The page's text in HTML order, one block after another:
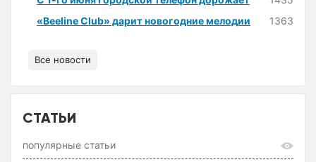
«Beeline Club» дарит новогодние мелодии
1363
Все новости
СТАТЬИ
популярные статьи